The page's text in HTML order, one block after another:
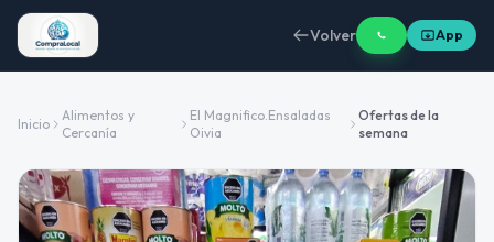
Volver App
Inicio
Alimentos y
Cercanía
El Magnifico.Ensaladas
Oivia
Ofertas de la
semana